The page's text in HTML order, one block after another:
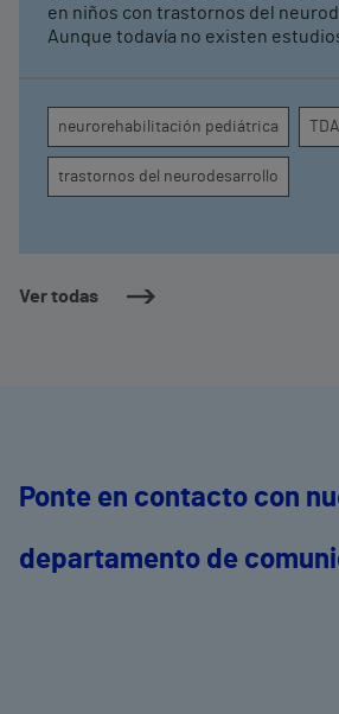
Ver todas
pediátrica de Vithas
en niños con trastornos del
Aunque todavía no existen
atención, la regulación emocional
conducta
neurorehabilitación pediátrica
trastornos del neurodesarrollo
Ponte en contacto con
departamento de